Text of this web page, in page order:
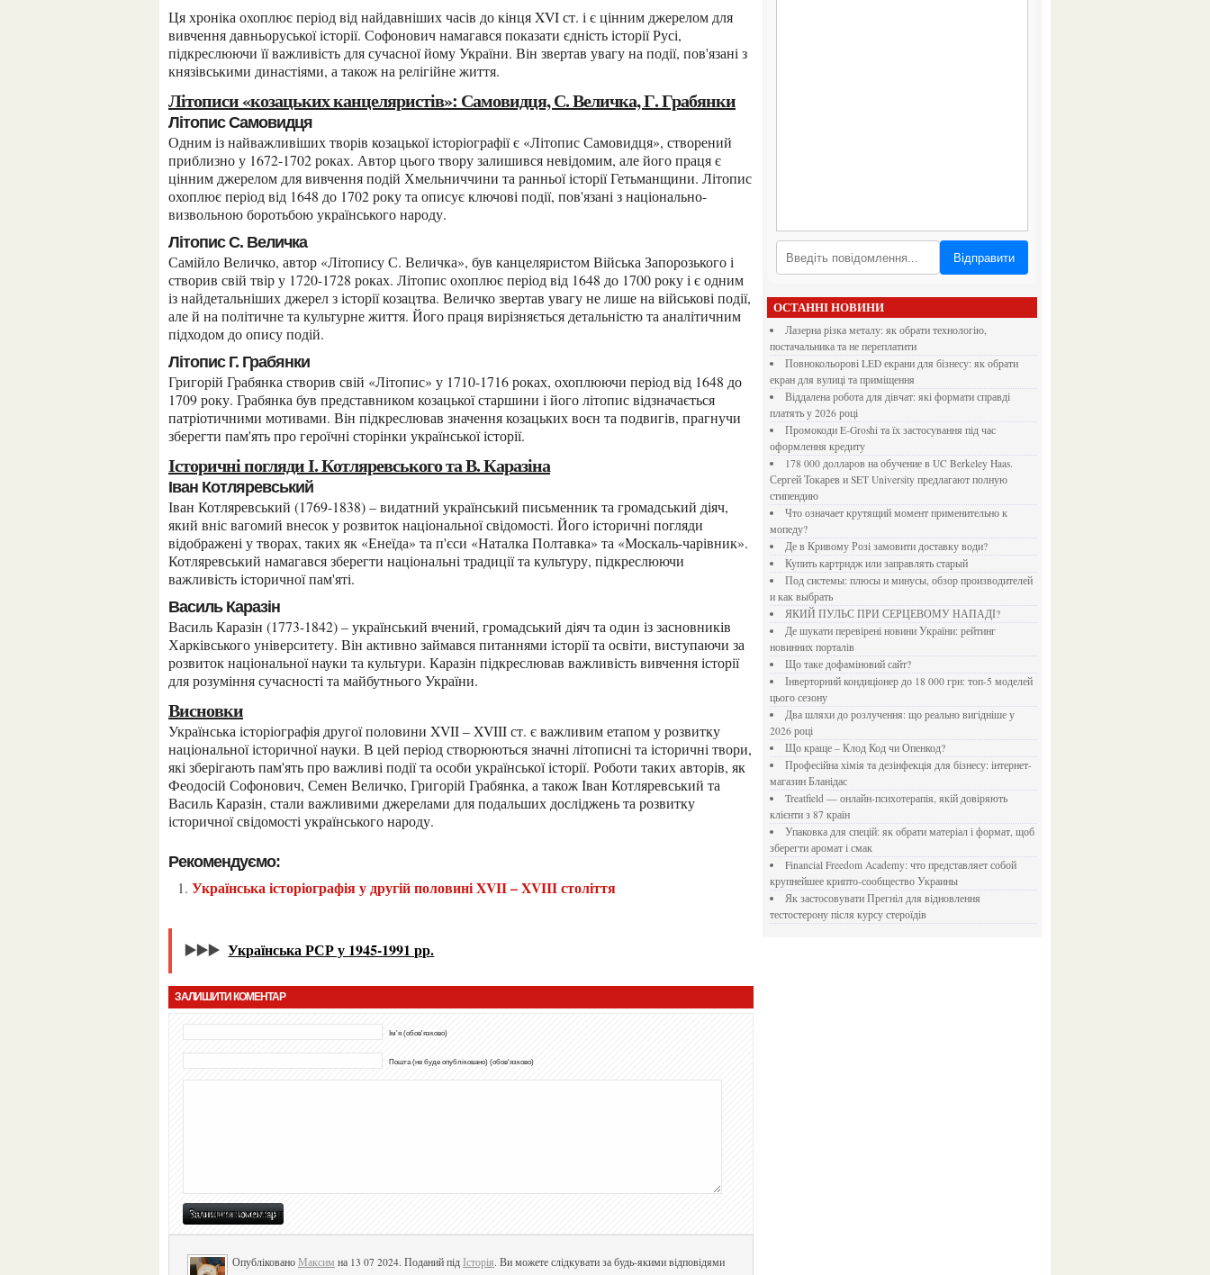
Ця хроніка охоплює період від найдавніших часів до кінця XVI ст. і є цінним джерелом для
вивчення давньоруської історії. Софонович намагався показати єдність історії Русі,
підкреслюючи її важливість для сучасної йому України. Він звертав увагу на події, пов'язані з
князівськими династіями, а також на релігійне життя.
Літописи «козацьких канцеляристів»: Самовидця, С. Величка, Г. Грабянки
Літопис Самовидця
Одним із найважливіших творів козацької історіографії є «Літопис Самовидця», створений
приблизно у 1672-1702 роках. Автор цього твору залишився невідомим, але його праця є
цінним джерелом для вивчення подій Хмельниччини та ранньої історії Гетьманщини. Літопис
охоплює період від 1648 до 1702 року та описує ключові події, пов'язані з національно-
визвольною боротьбою українського народу.
Літопис С. Величка
Самійло Величко, автор «Літопису С. Величка», був канцеляристом Війська Запорозького і
створив свій твір у 1720-1728 роках. Літопис охоплює період від 1648 до 1700 року і є одним
із найдетальніших джерел з історії козацтва. Величко звертав увагу не лише на військові події,
але й на політичне та культурне життя. Його праця вирізняється детальністю та аналітичним
підходом до опису подій.
Літопис Г. Грабянки
Григорій Грабянка створив свій «Літопис» у 1710-1716 роках, охоплюючи період від 1648 до
1709 року. Грабянка був представником козацької старшини і його літопис відзначається
патріотичними мотивами. Він підкреслював значення козацьких воєн та подвигів, прагнучи
зберегти пам'ять про героїчні сторінки української історії.
Історичні погляди І. Котляревського та В. Каразіна
Іван Котляревський
Іван Котляревський (1769-1838) – видатний український письменник та громадський діяч,
який вніс вагомий внесок у розвиток національної свідомості. Його історичні погляди
відображені у творах, таких як «Енеїда» та п'єси «Наталка Полтавка» та «Москаль-чарівник».
Котляревський намагався зберегти національні традиції та культуру, підкреслюючи
важливість історичної пам'яті.
Василь Каразін
Василь Каразін (1773-1842) – український вчений, громадський діяч та один із засновників
Харківського університету. Він активно займався питаннями історії та освіти, виступаючи за
розвиток національної науки та культури. Каразін підкреслював важливість вивчення історії
для розуміння сучасності та майбутнього України.
Висновки
Українська історіографія другої половини XVII – XVIII ст. є важливим етапом у розвитку
національної історичної науки. В цей період створюються значні літописні та історичні твори,
які зберігають пам'ять про важливі події та особи української історії. Роботи таких авторів, як
Феодосій Софонович, Семен Величко, Григорій Грабянка, а також Іван Котляревський та
Василь Каразін, стали важливими джерелами для подальших досліджень та розвитку
історичної свідомості українського народу.
Рекомендуємо:
Українська історіографія у другій половині XVII – XVIII століття
▶️▶️▶️ Українська РСР у 1945-1991 рр.
ЗАЛИШИТИ КОМЕНТАР
Ім'я (обов'язково)
Пошта (не буде опубліковано) (обов'язково)
Опубліковано Максим на 13 07 2024. Поданий під Історія. Ви можете слідкувати за будь-якими відповідями
Відправити
ОСТАННІ НОВИНИ
Лазерна різка металу: як обрати технологію,
постачальника та не переплатити
Повнокольорові LED екрани для бізнесу: як обрати
екран для вулиці та приміщення
Віддалена робота для дівчат: які формати справді
платять у 2026 році
Промокоди E-Groshi та їх застосування під час
оформлення кредиту
178 000 долларов на обучение в UC Berkeley Haas.
Сергей Токарев и SET University предлагают полную
стипендию
Что означает крутящий момент применительно к
мопеду?
Де в Кривому Розі замовити доставку води?
Купить картридж или заправлять старый
Под системы: плюсы и минусы, обзор производителей
и как выбрать
ЯКИЙ ПУЛЬС ПРИ СЕРЦЕВОМУ НАПАДІ?
Де шукати перевірені новини України: рейтинг
новинних порталів
Що таке дофаміновий сайт?
Інверторний кондиціонер до 18 000 грн: топ-5 моделей
цього сезону
Два шляхи до розлучення: що реально вигідніше у
2026 році
Що краще – Клод Код чи Опенкод?
Професійна хімія та дезінфекція для бізнесу: інтернет-
магазин Бланідас
Treatfield — онлайн-психотерапія, якій довіряють
клієнти з 87 країн
Упаковка для спецій: як обрати матеріал і формат, щоб
зберегти аромат і смак
Financial Freedom Academy: что представляет собой
крупнейшее крипто-сообщество Украины
Як застосовувати Прегніл для відновлення
тестостерону після курсу стероїдів